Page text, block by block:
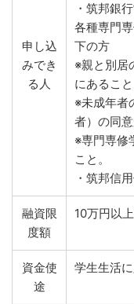
申し込
みでき
る人
・筑邦銀
各種専門
下の方
※親と別居
にあること
※未成年者
者）の同意
※専門専修
こと。
・筑邦信
融資限
度額
10万円以
資金使
途
学生生活